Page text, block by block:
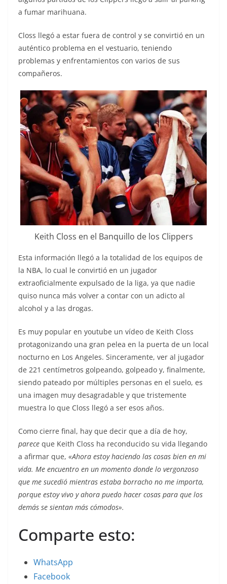
a fumar marihuana.
Closs llegó a estar fuera de control y se convirtió en un
auténtico problema en el vestuario, teniendo
problemas y enfrentamientos con varios de sus
compañeros.
Keith Closs en el Banquillo de los Clippers
Esta información llegó a la totalidad de los equipos de
la NBA, lo cual le convirtió en un jugador
extraoficialmente expulsado de la liga, ya que nadie
quiso nunca más volver a contar con un adicto al
alcohol y a las drogas.
Es muy popular en youtube un vídeo de Keith Closs
protagonizando una gran pelea en la puerta de un local
nocturno en Los Angeles. Sinceramente, ver al jugador
de 221 centímetros golpeando, golpeado y, finalmente,
siendo pateado por múltiples personas en el suelo, es
una imagen muy desagradable y que tristemente
muestra lo que Closs llegó a ser esos años.
Como cierre final, hay que decir que a día de hoy,
parece que Keith Closs ha reconducido su vida llegando
a afirmar que, «Ahora estoy haciendo las cosas bien en mi
vida. Me encuentro en un momento donde lo vergonzoso
que me sucedió mientras estaba borracho no me importa,
porque estoy vivo y ahora puedo hacer cosas para que los
demás se sientan más cómodos».
Comparte esto:
WhatsApp
Facebook